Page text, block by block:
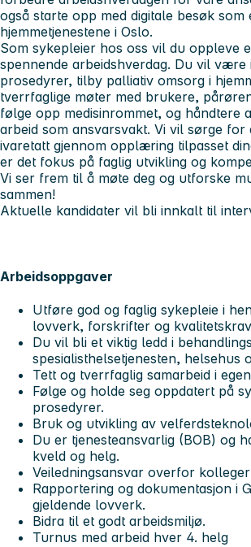
også starte opp med digitale besøk som
hjemmetjenestene i Oslo.
Som sykepleier hos oss vil du oppleve
spennende arbeidshverdag. Du vil
prosedyrer, tilby palliativ omsorg i
tverrfaglige møter med brukere,
følge opp medisinrommet, og håndtere
arbeid som ansvarsvakt. Vi vil sørge for
ivaretatt gjennom opplæring tilpasset
er det fokus på faglig utvikling og
Vi ser frem til å møte deg og utforske
sammen!
Aktuelle kandidater vil bli innkalt til
Arbeidsoppgaver
Utføre god og faglig sykepleie i
lovverk, forskrifter og
Du vil bli et viktig ledd i
spesialisthelsetjenesten, helsehus
Tett og tverrfaglig samarbeid i
Følge og holde seg oppdatert på
prosedyrer.
Bruk og utvikling av
Du er tjenesteansvarlig (BOB) og
kveld og helg.
Veiledningsansvar overfor
Rapportering og dokumentasjon i
gjeldende lovverk.
Bidra til et godt arbeidsmiljø.
Turnus med arbeid hver 4. helg